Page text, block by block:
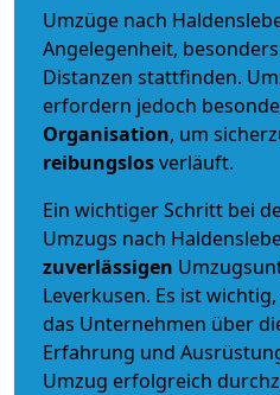
Umzüge nach
Angelegenheit,
Distanzen stattfinden.
erfordern jedoch
Organisation, um
reibungslosverläuft.
Ein wichtiger Schritt bei
Umzugs nach
zuverlässigen
Leverkusen. Es ist
das Unternehmen über
Erfahrung und
Umzug erfolgreich